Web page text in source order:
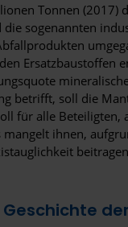
Tonnen
sogenannten
betrifft, soll die
für alle
ihnen,
Geschichte